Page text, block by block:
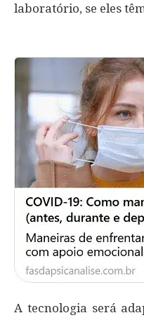
laboratório, se eles
A tecnologia será